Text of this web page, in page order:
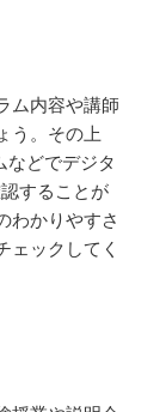
ム内容や講師
う。その上
などでデジタ
することが
わかりやすさ
ェックしてく